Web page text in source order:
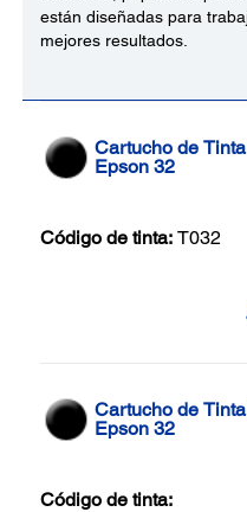
están diseñadas para
mejores resultados.
Cartucho de
Epson 32
Código de tinta: T032
Cartucho de
Epson 32
Código de tinta: